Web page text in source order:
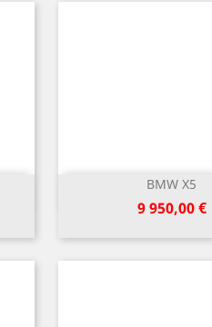
BMW X5
Kaina
9 950,00 €
Greita peržiūra